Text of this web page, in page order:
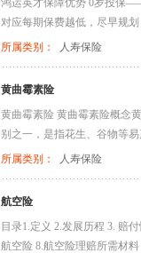
鸿运英才保障优势 0岁投保
对应每期保费越低，尽早规
所属类别：
人寿保险
黄曲霉素险
黄曲霉素险 黄曲霉素险概念
别之一，是指花生、谷物等
所属类别：
人寿保险
航空险
目录1.定义 2.发展历程 3. 赔
航空险 8.航空险理赔所需材